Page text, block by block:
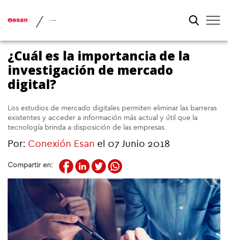
/
¿Cuál es la importancia de la
investigación de mercado
digital?
Los estudios de mercado digitales permiten eliminar las barreras
existentes y acceder a información más actual y útil que la
tecnología brinda a disposición de las empresas.
Por: Conexión Esan el 07 Junio 2018
Compartir en: